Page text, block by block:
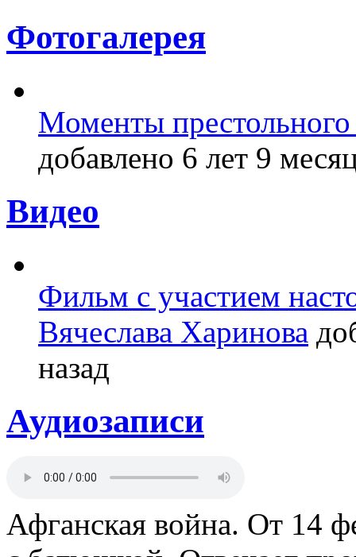
Фотогалерея
Моменты
добавлено 6 лет 9
Видео
Фильм с участием
Вячеслава Харинова
назад
Аудиозаписи
Афганская война. От 14